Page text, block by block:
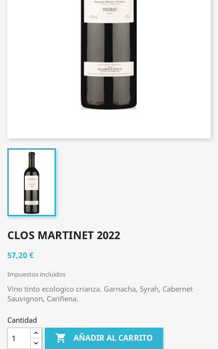
CLOS MARTINET 2022
57,20 €
Impuestos incluidos
Vino tinto ecologico crianza. Garnacha, Syrah, Cabernet
Sauvignon, Cariñena.
Cantidad
 AÑADIR AL CARRITO